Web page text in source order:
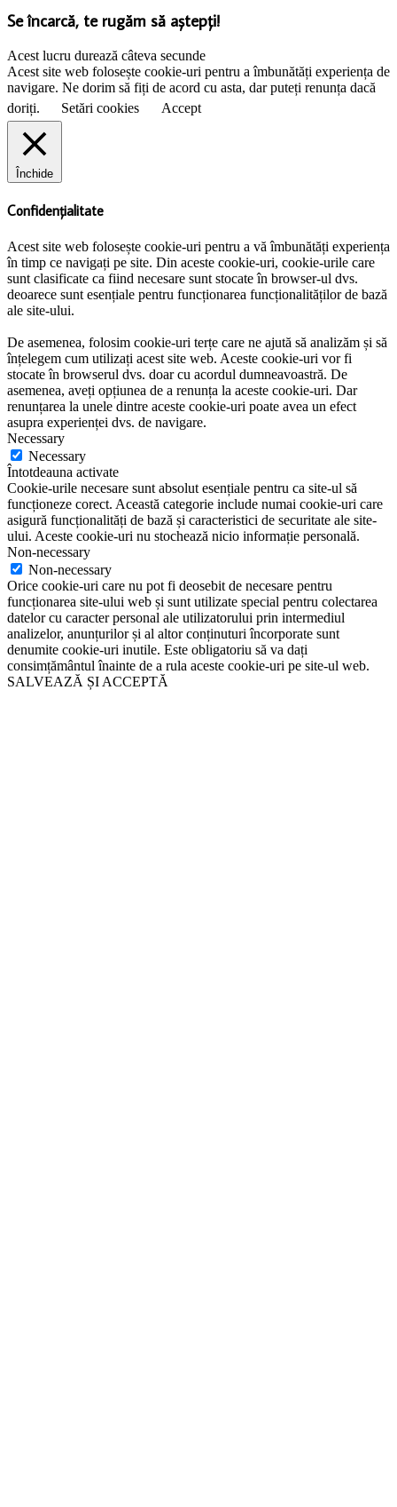
Se încarcă, te rugăm să aștepți!
Acest lucru durează câteva secunde
Acest site web folosește cookie-uri pentru a îmbunătăți experiența de
navigare. Ne dorim să fiți de acord cu asta, dar puteți renunța dacă
doriți.
Setări cookies Accept
Închide
Confidențialitate
Acest site web folosește cookie-uri pentru a vă îmbunătăți experiența
în timp ce navigați pe site. Din aceste cookie-uri, cookie-urile care
sunt clasificate ca fiind necesare sunt stocate în browser-ul dvs.
deoarece sunt esențiale pentru funcționarea funcționalităților de bază
ale site-ului.
De asemenea, folosim cookie-uri terțe care ne ajută să analizăm și să
înțelegem cum utilizați acest site web. Aceste cookie-uri vor fi
stocate în browserul dvs. doar cu acordul dumneavoastră. De
asemenea, aveți opțiunea de a renunța la aceste cookie-uri. Dar
renunțarea la unele dintre aceste cookie-uri poate avea un efect
asupra experienței dvs. de navigare.
Necessary
Necessary
Întotdeauna activate
Cookie-urile necesare sunt absolut esențiale pentru ca site-ul să
funcționeze corect. Această categorie include numai cookie-uri care
asigură funcționalități de bază și caracteristici de securitate ale site-
ului. Aceste cookie-uri nu stochează nicio informație personală.
Non-necessary
Non-necessary
Orice cookie-uri care nu pot fi deosebit de necesare pentru
funcționarea site-ului web și sunt utilizate special pentru colectarea
datelor cu caracter personal ale utilizatorului prin intermediul
analizelor, anunțurilor și al altor conținuturi încorporate sunt
denumite cookie-uri inutile. Este obligatoriu să va dați
consimțământul înainte de a rula aceste cookie-uri pe site-ul web.
SALVEAZĂ ȘI ACCEPTĂ